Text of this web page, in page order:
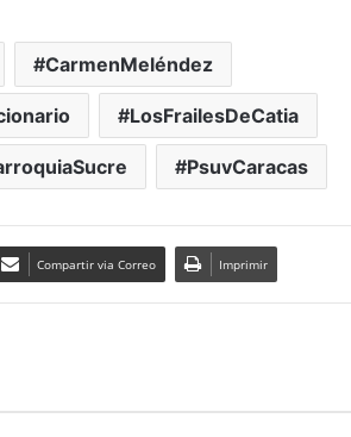
CarmenMeléndez
LosFrailesDeCatia
PsuvCaracas
Compartir via Correo Imprimir